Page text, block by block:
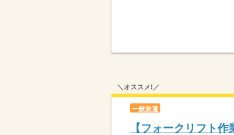
＼オススメ!／
一般派遣
【フォークリフト